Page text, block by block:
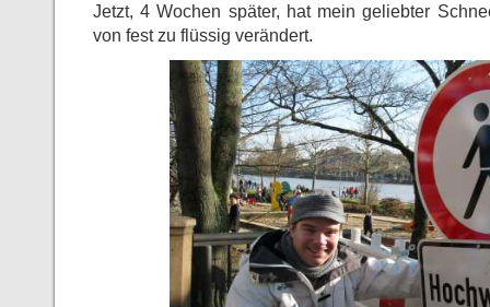
Jetzt, 4 Wochen später, hat mein geliebter
von fest zu flüssig verändert.